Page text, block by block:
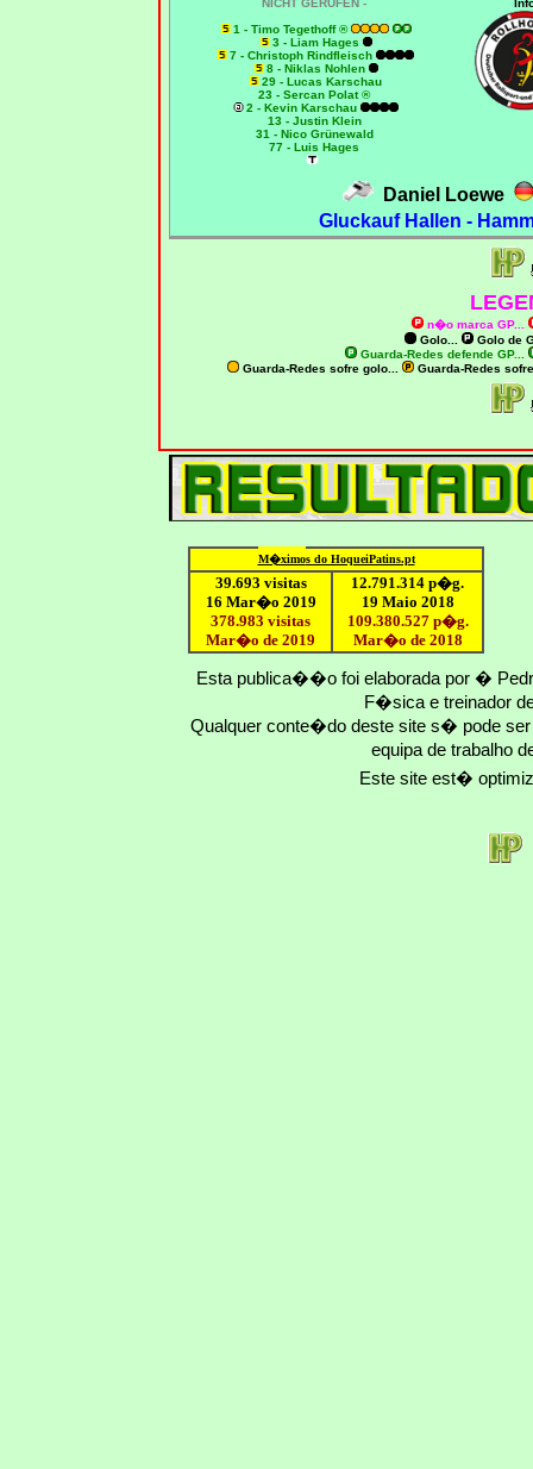
NICHT GERUFEN -
1 - Timo Tegethoff ®
3 - Liam Hages
7 - Christoph Rindfleisch
8 - Niklas Nohlen
29 - Lucas Karschau
23 - Sercan Polat ®
2 - Kevin Karschau
13 - Justin Klein
31 - Nico Grünewald
77 - Luis Hages
Daniel Loewe
Gluckauf Hallen -
n�o marca GP...
Golo...
Golo de
Guarda-Redes defende GP...
Guarda-Redes sofre golo...
Guarda-Redes
M�ximos do HoqueiPatins.pt
39.693 visitas
16 Mar�o 2019
378.983 visitas
Mar�o de 2019
12.791.314 p�g.
19 Maio 2018
109.380.527p�g.
Mar�o de 2018
Esta publica��o foi elaborada por �
F�sica e treinador
Qualquer conte�do deste site s� pode
equipa de trabalho
Este site est�